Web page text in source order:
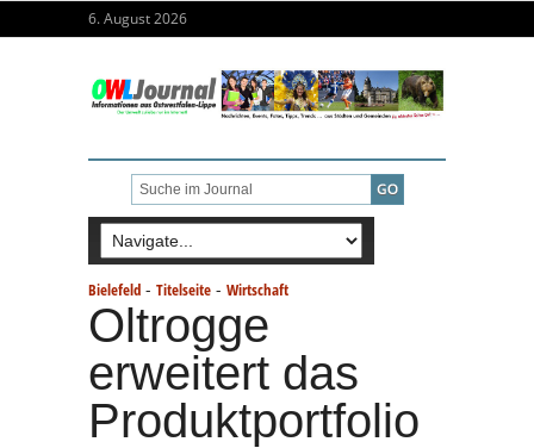
6. August 2026
Bielefeld - Titelseite - Wirtschaft
Oltrogge
erweitert das
Produktportfolio